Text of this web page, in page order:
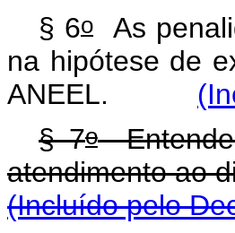
§ 6o As
na hipótese de
ANEEL.
§ 7oEntende-
atendimento ao
(Incluído pelo